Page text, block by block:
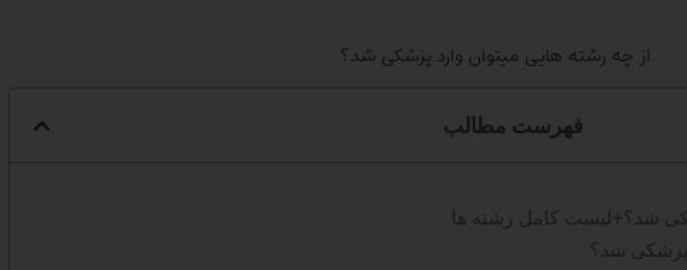
فهرست مطالب
شد؟+لیست کامل رشته ها
پزشکی شد؟